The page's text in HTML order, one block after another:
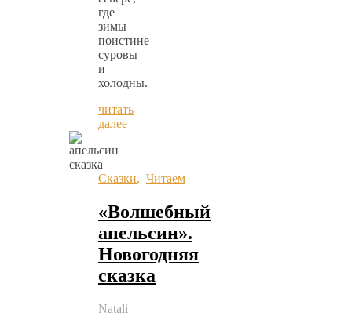
где
зимы
поистине
суровы
и
холодны.
читать
далее
Сказки, Читаем
«Волшебный
апельсин».
Новогодняя
сказка
Natali